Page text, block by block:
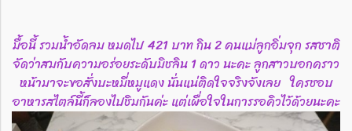
มื้อนี้ รวมน้ำอัดลม หมดไป 421 บาท กิน 2 คนแม่ลูกอิ่มจุก รสชาติ
จัดว่าสมกับความอร่อยระดับมิชลิน 1 ดาว นะคะ ลูกสาวบอกคราว
หน้ามาจะขอสั่งบะหมี่หมูแดง นั่นแน่ติดใจจริงจังเลย ใครชอบ
อาหารสไตล์นี้ก็ลองไปชิมกันค่ะ แต่เผื่อใจในการรอคิวไว้ด้วยนะคะ